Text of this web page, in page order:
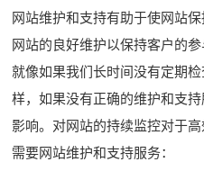
网站维护和支持有助于使网站
网站的良好维护以保持客户的
就像如果我们长时间没有定期
样，如果没有正确的维护和支
影响。对网站的持续监控对于高
需要网站维护和支持服务：